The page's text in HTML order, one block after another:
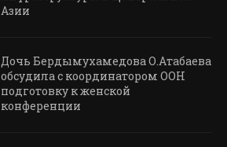
Азии
Дочь Бердымухамедова О.Атабаева
обсудила с координатором ООН
подготовку к женской
конференции